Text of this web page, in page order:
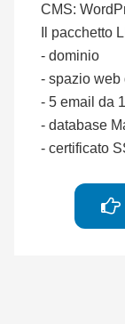
CMS:
Il pacchetto
- dominio
- spazio web
- 5 email da
- database
- certificato